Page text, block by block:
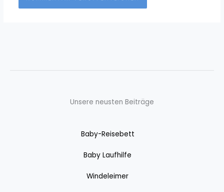
Unsere neusten Beiträge
Baby-Reisebett
Baby Laufhilfe
Windeleimer